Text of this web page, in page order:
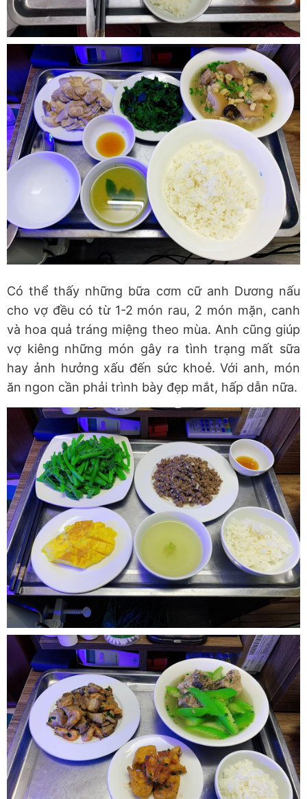
Có thể thấy những bữa cơm cữ anh Dương nấu
cho vợ đều có từ 1-2 món rau, 2 món mặn, canh
và hoa quả tráng miệng theo mùa. Anh cũng giúp
vợ kiêng những món gây ra tình trạng mất sữa
hay ảnh hưởng xấu đến sức khoẻ. Với anh, món
ăn ngon cần phải trình bày đẹp mắt, hấp dẫn nữa.